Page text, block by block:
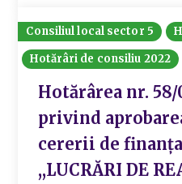
Consiliul local sector 5
Hotărâri de consiliu 2022
Hotărârea nr. 58/
privind
cererii de
,,LUCRĂRI DE